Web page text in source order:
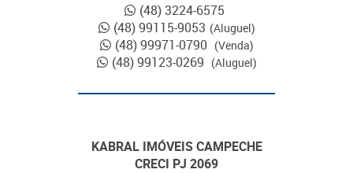
(48) 3224-6575
(48) 99115-9053 (Aluguel)
(48) 99971-0790 (Venda)
(48) 99123-0269 (Aluguel)
KABRAL IMÓVEIS CAMPECHE
CRECI PJ 2069